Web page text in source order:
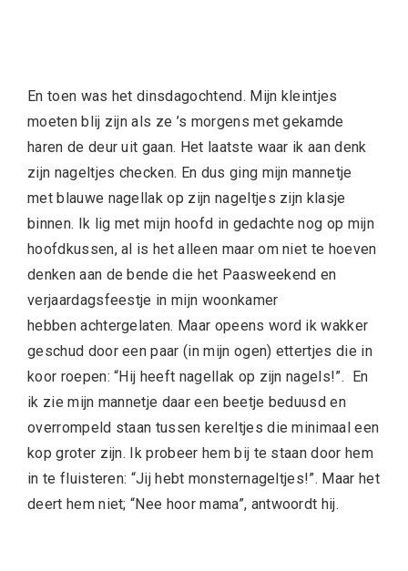
En toen was het dinsdagochtend. Mijn kleintjes
moeten blij zijn als ze ’s morgens met gekamde
haren de deur uit gaan. Het laatste waar ik aan denk
zijn nageltjes checken. En dus ging mijn mannetje
met blauwe nagellak op zijn nageltjes zijn klasje
binnen. Ik lig met mijn hoofd in gedachte nog op mijn
hoofdkussen, al is het alleen maar om niet te hoeven
denken aan de bende die het Paasweekend en
verjaardagsfeestje in mijn woonkamer
hebben achtergelaten. Maar opeens word ik wakker
geschud door een paar (in mijn ogen) ettertjes die in
koor roepen: “Hij heeft nagellak op zijn nagels!”. En
ik zie mijn mannetje daar een beetje beduusd en
overrompeld staan tussen kereltjes die minimaal een
kop groter zijn. Ik probeer hem bij te staan door hem
in te fluisteren: “Jij hebt monsternageltjes!”. Maar het
deert hem niet; “Nee hoor mama”, antwoordt hij.